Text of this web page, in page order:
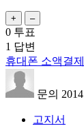
0 투표
1 답변
휴대폰 소액결
문의
고지서